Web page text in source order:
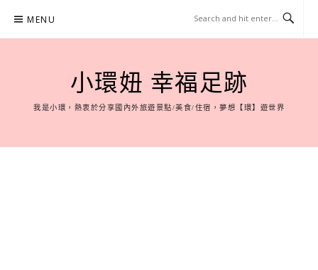
content
MENU
小環妞 幸福足跡
我是小環，熱衷於分享國內外旅遊景點/美食/住宿，夢想【環】遊世界